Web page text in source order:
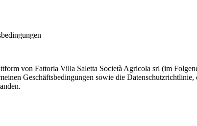
vonFattoria Villa Saletta Società Agricola srl (im
Geschäftsbedingungen sowie die Datenschutzrichtlinie,